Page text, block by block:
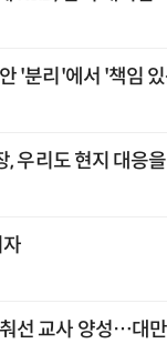
'분리'에서 '책임
, 우리도 현지 대응을
선 교사 양성…대